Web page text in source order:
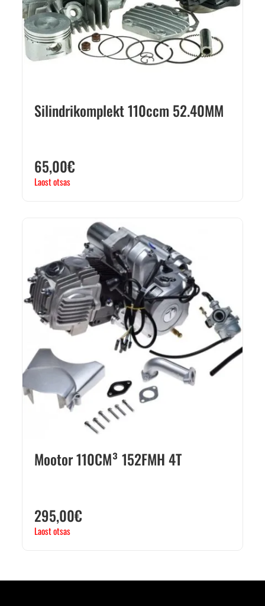
Silindrikomplekt 110ccm 52.40MM
65,00€
Laost otsas
Mootor 110CM³ 152FMH 4T
295,00€
Laost otsas